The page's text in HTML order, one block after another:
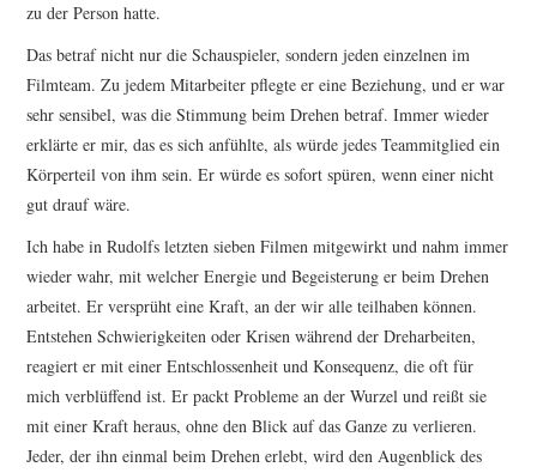
zu der Person hatte.
Das betraf nicht nur die Schauspieler, sondern jeden einzelnen im
Filmteam. Zu jedem Mitarbeiter pflegte er eine Beziehung, und er war
sehr sensibel, was die Stimmung beim Drehen betraf. Immer wieder
erklärte er mir, das es sich anfühlte, als würde jedes Teammitglied ein
Körperteil von ihm sein. Er würde es sofort spüren, wenn einer nicht
gut drauf wäre.
Ich habe in Rudolfs letzten sieben Filmen mitgewirkt und nahm immer
wieder wahr, mit welcher Energie und Begeisterung er beim Drehen
arbeitet. Er versprüht eine Kraft, an der wir alle teilhaben können.
Entstehen Schwierigkeiten oder Krisen während der Dreharbeiten,
reagiert er mit einer Entschlossenheit und Konsequenz, die oft für
mich verblüffend ist. Er packt Probleme an der Wurzel und reißt sie
mit einer Kraft heraus, ohne den Blick auf das Ganze zu verlieren.
Jeder, der ihn einmal beim Drehen erlebt, wird den Augenblick des